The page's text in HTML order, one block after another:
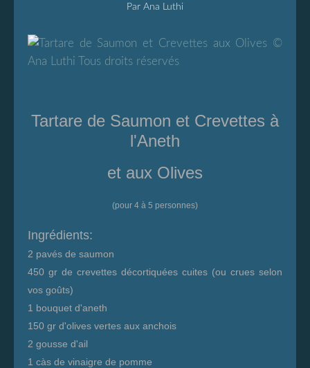
Par Ana Luthi
Tartare de Saumon et Crevettes à
l'Aneth
et aux Olives
(pour 4 à 5 personnes)
Ingrédients:
2 pavés de saumon
450 gr de crevettes décortiquées cuites (ou crues selon
vos goûts)
1 bouquet d'aneth
150 gr d'olives vertes aux anchois
2 gousse d'ail
1 càs de vinaigre de pomme